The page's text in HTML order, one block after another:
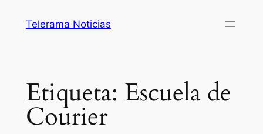
Telerama Noticias
Etiqueta: Escuela de
Courier